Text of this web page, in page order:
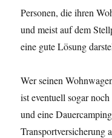
Personen, die ihren
und meist auf dem
eine gute Lösung
Wer seinen
ist eventuell sogar
und eine
Transportversicherung